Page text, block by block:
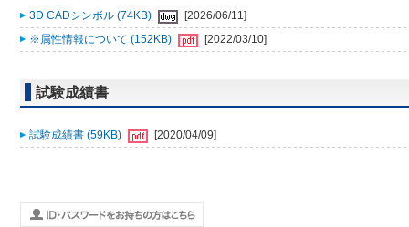
3D CADシンボル (74KB)
[2026/06/11]
※属性情報について (152KB)
[2022/03/10]
試験成績書
試験成績書 (59KB) [2020/04/09]